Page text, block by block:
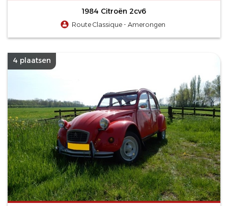
1984 Citroën 2cv6
Route Classique - Amerongen
4 plaatsen